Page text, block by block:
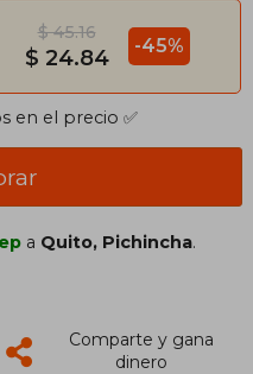
$ 45.16
$ 24.84 -45%
en el precio ✅
a Quito, Pichincha.
Comparte y gana
dinero